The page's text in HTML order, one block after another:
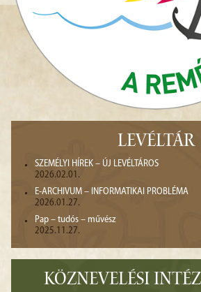
LEVÉLTÁR
SZEMÉLYI HÍREK – ÚJ LEVÉLTÁROS
2026.02.01.
E-ARCHIVUM – INFORMATIKAI PROBLÉMA
2026.01.27.
Pap – tudós – művész
2025.11.27.
KÖZNEVELÉSI